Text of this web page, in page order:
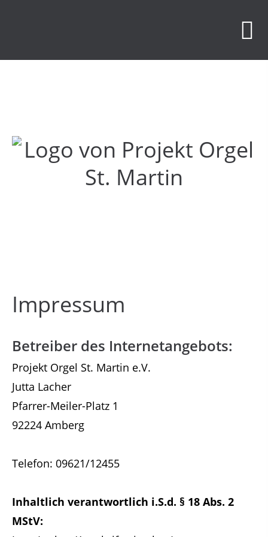
Impressum
Betreiber des Internetangebots:
Projekt Orgel St. Martin e.V.
Jutta Lacher
Pfarrer-Meiler-Platz 1
92224 Amberg
Telefon: 09621/12455
Inhaltlich verantwortlich i.S.d. § 18 Abs. 2
MStV: